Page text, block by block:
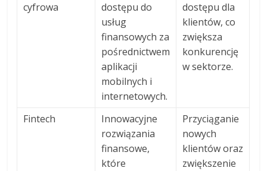
cyfrowa
dostępu do
usług
finansowych za
pośrednictwem
aplikacji
mobilnych i
internetowych.
dostępu dla
klientów, co
zwiększa
konkurencję
w sektorze.
Fintech
Innowacyjne
rozwiązania
finansowe,
które
Przyciąganie
nowych
klientów oraz
zwiększenie